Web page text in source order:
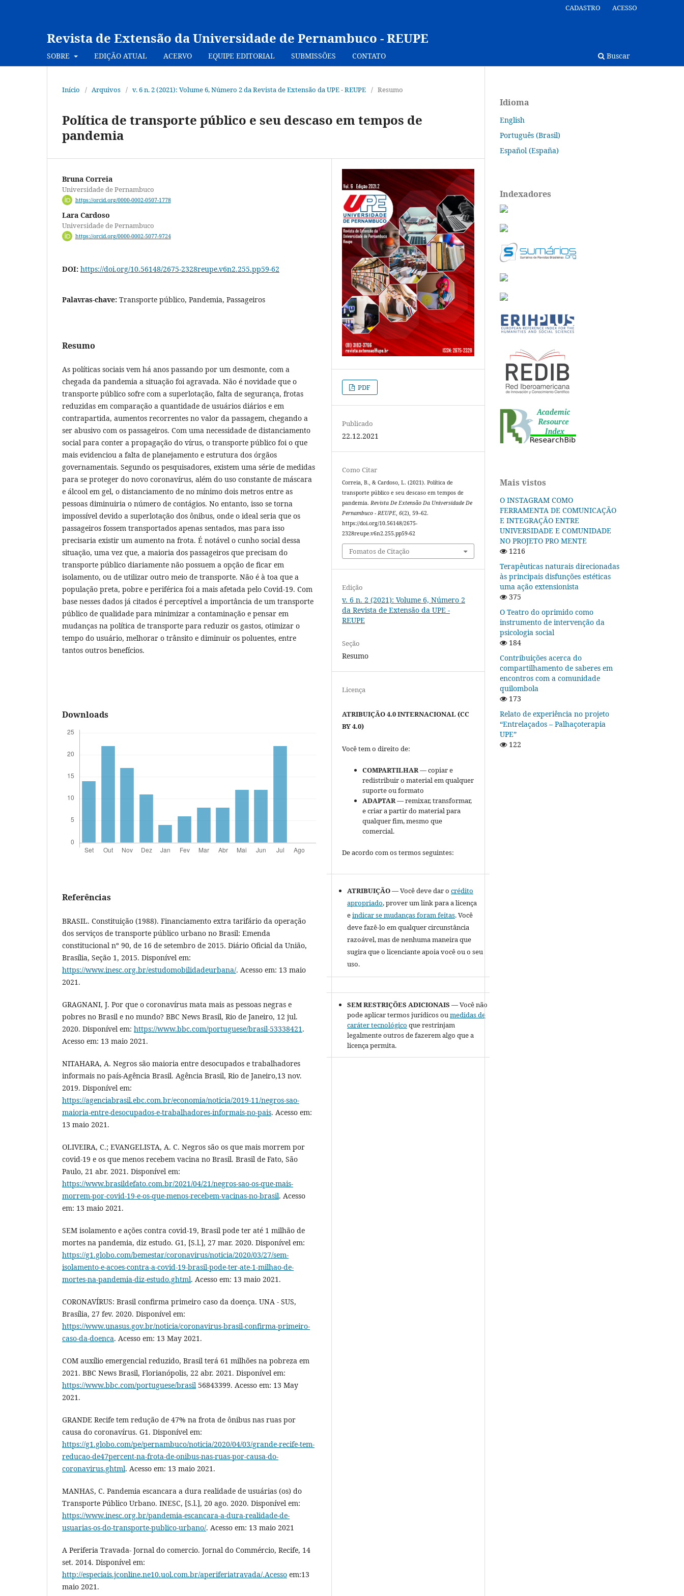
Revista de Extensão da Universidade de Pernambuco - REUPE
SOBRE EDIÇÃO ATUAL ACERVO EQUIPE EDITORIAL SUBMISSÕES CONTATO Buscar
CADASTRO ACESSO
Início / Arquivos / v. 6 n. 2 (2021): Volume 6, Número 2 da Revista de Extensão da UPE - REUPE / Resumo
Política de transporte público e seu descaso em tempos de
pandemia
Bruna Correia
Universidade de Pernambuco
https://orcid.org/0000-0002-0507-1778
Lara Cardoso
Universidade de Pernambuco
https://orcid.org/0000-0002-5077-9724
DOI: https://doi.org/10.56148/2675-2328reupe.v6n2.255.pp59-62
Palavras-chave: Transporte público, Pandemia, Passageiros
Resumo
As políticas sociais vem há anos passando por um desmonte, com a
chegada da pandemia a situação foi agravada. Não é novidade que o
transporte público sofre com a superlotação, falta de segurança, frotas
reduzidas em comparação a quantidade de usuários diários e em
contrapartida, aumentos recorrentes no valor da passagem, chegando a
ser abusivo com os passageiros. Com uma necessidade de distanciamento
social para conter a propagação do vírus, o transporte público foi o que
mais evidenciou a falta de planejamento e estrutura dos órgãos
governamentais. Segundo os pesquisadores, existem uma série de medidas
para se proteger do novo coronavírus, além do uso constante de máscara
e álcool em gel, o distanciamento de no mínimo dois metros entre as
pessoas diminuiria o número de contágios. No entanto, isso se torna
impossível devido a superlotação dos ônibus, onde o ideal seria que os
passageiros fossem transportados apenas sentados, mas para isso
precisaria existir um aumento na frota. É notável o cunho social dessa
situação, uma vez que, a maioria dos passageiros que precisam do
transporte público diariamente não possuem a opção de ficar em
isolamento, ou de utilizar outro meio de transporte. Não é à toa que a
população preta, pobre e periférica foi a mais afetada pelo Covid-19. Com
base nesses dados já citados é perceptível a importância de um transporte
público de qualidade para minimizar a contaminação e pensar em
mudanças na política de transporte para reduzir os gastos, otimizar o
tempo do usuário, melhorar o trânsito e diminuir os poluentes, entre
tantos outros benefícios.
Downloads
Referências
BRASIL. Constituição (1988). Financiamento extra tarifário da operação
dos serviços de transporte público urbano no Brasil: Emenda
constitucional nº 90, de 16 de setembro de 2015. Diário Oficial da União,
Brasília, Seção 1, 2015. Disponível em:
https://www.inesc.org.br/estudomobilidadeurbana/. Acesso em: 13 maio
2021.
GRAGNANI, J. Por que o coronavírus mata mais as pessoas negras e
pobres no Brasil e no mundo? BBC News Brasil, Rio de Janeiro, 12 jul.
2020. Disponível em: https://www.bbc.com/portuguese/brasil-53338421.
Acesso em: 13 maio 2021.
NITAHARA, A. Negros são maioria entre desocupados e trabalhadores
informais no país-Agência Brasil. Agência Brasil, Rio de Janeiro,13 nov.
2019. Disponível em:
https://agenciabrasil.ebc.com.br/economia/noticia/2019-11/negros-sao-
maioria-entre-desocupados-e-trabalhadores-informais-no-pais. Acesso em:
13 maio 2021.
OLIVEIRA, C.; EVANGELISTA, A. C. Negros são os que mais morrem por
covid-19 e os que menos recebem vacina no Brasil. Brasil de Fato, São
Paulo, 21 abr. 2021. Disponível em:
https://www.brasildefato.com.br/2021/04/21/negros-sao-os-que-mais-
morrem-por-covid-19-e-os-que-menos-recebem-vacinas-no-brasil. Acesso
em: 13 maio 2021.
SEM isolamento e ações contra covid-19, Brasil pode ter até 1 milhão de
mortes na pandemia, diz estudo. G1, [S.l.], 27 mar. 2020. Disponível em:
https://g1.globo.com/bemestar/coronavirus/noticia/2020/03/27/sem-
isolamento-e-acoes-contra-a-covid-19-brasil-pode-ter-ate-1-milhao-de-
mortes-na-pandemia-diz-estudo.ghtml. Acesso em: 13 maio 2021.
CORONAVÍRUS: Brasil confirma primeiro caso da doença. UNA - SUS,
Brasília, 27 fev. 2020. Disponível em:
https://www.unasus.gov.br/noticia/coronavirus-brasil-confirma-primeiro-
caso-da-doenca. Acesso em: 13 May 2021.
COM auxílio emergencial reduzido, Brasil terá 61 milhões na pobreza em
2021. BBC News Brasil, Florianópolis, 22 abr. 2021. Disponível em:
https://www.bbc.com/portuguese/brasil56843399. Acesso em: 13 May
2021.
GRANDE Recife tem redução de 47% na frota de ônibus nas ruas por
causa do coronavírus. G1. Disponível em:
https://g1.globo.com/pe/pernambuco/noticia/2020/04/03/grande-recife-tem-
reducao-de47percent-na-frota-de-onibus-nas-ruas-por-causa-do-
coronavirus.ghtml. Acesso em: 13 maio 2021.
MANHAS, C. Pandemia escancara a dura realidade de usuárias (os) do
Transporte Público Urbano. INESC, [S.l.], 20 ago. 2020. Disponível em:
https://www.inesc.org.br/pandemia-escancara-a-dura-realidade-de-
usuarias-os-do-transporte-publico-urbano/. Acesso em: 13 maio 2021
A Periferia Travada- Jornal do comercio. Jornal do Commércio, Recife, 14
set. 2014. Disponível em:
http://especiais.jconline.ne10.uol.com.br/aperiferiatravada/.Acesso em:13
maio 2021.
PDF
Publicado
22.12.2021
Como Citar
Correia, B., & Cardoso, L. (2021). Política de
transporte público e seu descaso em tempos de
pandemia.Revista De Extensão Da Universidade De
Pernambuco - REUPE,6(2), 59–62.
https://doi.org/10.56148/2675-
2328reupe.v6n2.255.pp59-62
Fomatos de Citação
Edição
v. 6 n. 2 (2021): Volume 6, Número 2
da Revista de Extensão da UPE -
REUPE
Seção
Resumo
Licença
ATRIBUIÇÃO 4.0 INTERNACIONAL (CC
BY 4.0)
Você tem o direito de:
COMPARTILHAR— copiar e
redistribuir o material em qualquer
suporte ou formato
ADAPTAR— remixar, transformar,
e criar a partir do material para
qualquer fim, mesmo que
comercial.
De acordo com os termos seguintes:
ATRIBUIÇÃO— Você deve dar ocrédito
apropriado, prover um link para a licença
eindicar se mudanças foram feitas. Você
deve fazê-lo em qualquer circunstância
razoável, mas de nenhuma maneira que
sugira que o licenciante apoia você ou o seu
uso.
SEM RESTRIÇÕES ADICIONAIS — Você não
pode aplicar termos jurídicos oumedidas de
caráter tecnológico que restrinjam
legalmente outros de fazerem algo que a
licença permita.
Idioma
English
Português (Brasil)
Español (España)
Indexadores
Mais vistos
O INSTAGRAM COMO
FERRAMENTA DE COMUNICAÇÃO
E INTEGRAÇÃO ENTRE
UNIVERSIDADE E COMUNIDADE
NO PROJETO PRO MENTE
1216
Terapêuticas naturais direcionadas
às principais disfunções estéticas
uma ação extensionista
375
O Teatro do oprimido como
instrumento de intervenção da
psicologia social
184
Contribuições acerca do
compartilhamento de saberes em
encontros com a comunidade
quilombola
173
Relato de experiência no projeto
“Entrelaçados – Palhaçoterapia
UPE”
122